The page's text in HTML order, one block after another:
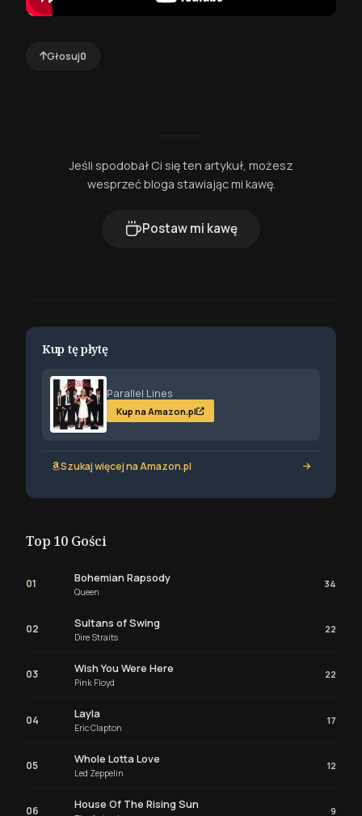
Głosuj0
Jeśli spodobał Ci się ten artykuł, możesz
wesprzeć bloga stawiając mi kawę.
Postaw mi kawę
Kup tę płytę
Parallel Lines
Kup na Amazon.pl
Szukaj więcej na Amazon.pl
Top 10 Gości
01 Bohemian Rapsody
Queen
34
02 Sultans of Swing
Dire Straits
22
03 Wish You Were Here
Pink Floyd
22
04 Layla
Eric Clapton
17
05 Whole Lotta Love
Led Zeppelin
12
06 House Of The Rising Sun 9